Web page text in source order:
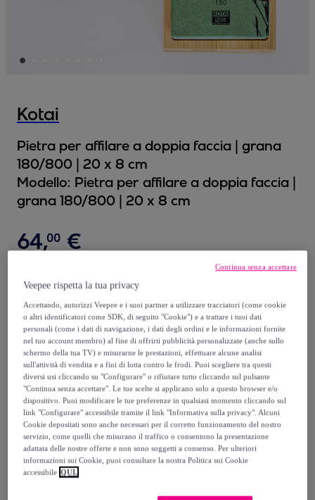
Kotai
Pietra per affilare a doppia faccia | grana
180/800 | 20 x 8 cm
Modello: Pietra per affilare a doppia faccia |
grana 180/800 | 20 x 8 cm
64,00 €
-24%
Venduto daKOTAI
Consegna
Consegna da4,98 €
Gratuita da 100 € di acquisto
Veepee rispetta la tua privacy
Accettando, autorizzi Veepee e i suoi partner a utilizzare tracciatori (come cookie
o altri identificatori come SDK, di seguito "Cookie") e a trattare i tuoi dati
personali (come i dati di navigazione, i dati degli ordini e le informazioni fornite
nel tuo account membro) al fine di offrirti pubblicità personalizzate (anche sullo
schermo della tua TV) e misurarne le prestazioni, effettuare alcune analisi
sull'attività di vendita e a fini di lotta contro le frodi. Puoi scegliere tra questi
diversi usi cliccando su "Configurare" o rifiutare tutto cliccando sul pulsante
"Continua senza accettare". Le tue scelte si applicano solo a questo browser e/o
dispositivo. Puoi modificare le tue preferenze in qualsiasi momento cliccando sul
link "Configurare" accessibile tramite il link "Informativa sulla privacy". Alcuni
Cookie depositati sono anche necessari per il corretto funzionamento del nostro
servizio, come quelli che misurano il traffico o consentono la presentazione
adattata delle nostre offerte e non sono soggetti a consenso. Per ulteriori
informazioni sui Cookie, puoi consultare la nostra Politica sui Cookie
accessibile QUI.
Continua senza accettare